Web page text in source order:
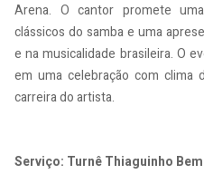
Arena. O cantor promete
clássicos do samba e uma
e na musicalidade brasileira. O
em uma celebração com
carreira do artista.
Serviço: Turnê Thiaguinho